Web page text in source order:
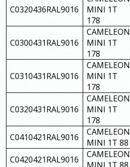
C0320436RAL9016
MINI 1T
178
C0300431RAL9016
CAMELEON
MINI 1T
178
C0310431RAL9016
CAMELEON
MINI 1T
178
C0320431RAL9016
CAMELEON
MINI 1T
178
C0410421RAL9016
CAMELEON
MINI 1T 88
C0420421RAL9016
CAMELEON